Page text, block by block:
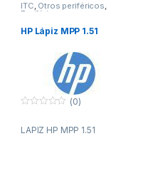
ITC, Otros periféricos,
Periféricos
HP Lápiz MPP 1.51
(0)
LAPIZ HP MPP 1.51